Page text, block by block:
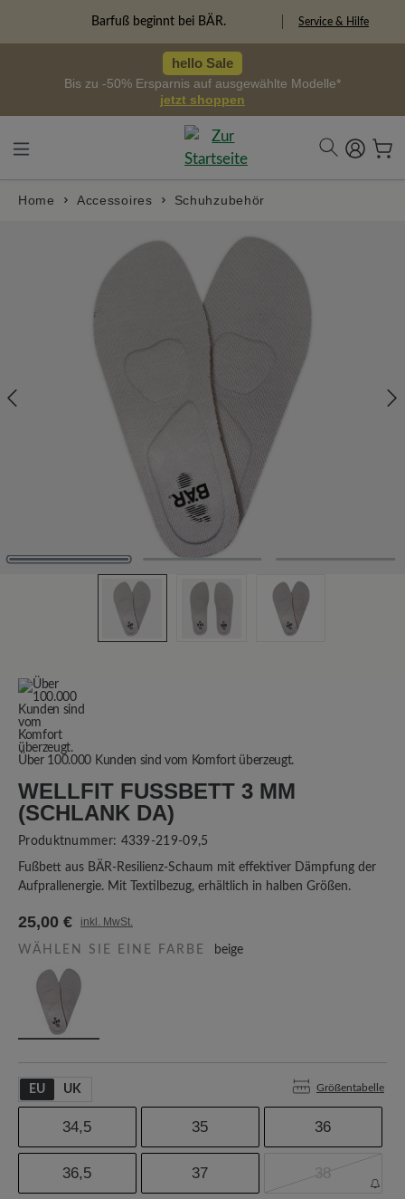
Freiheitspioniere Service & Hilfe
hello Sale
Bis zu -50% Ersparnis auf ausgewählte Modelle*
jetzt shoppen
Home Accessoires Schuhzubehör
Über 100.000 Kunden sind vom Komfort überzeugt.
WELLFIT FUSSBETT 3 MM (
SCHLANK DA)
Produktnummer: 4339-219-09,5
Fußbett aus BÄR-Resilienz-Schaum mit effektiver Dämpfung der
Aufprallenergie. Mit Textilbezug, erhältlich in halben Größen.
25,00 € inkl. MwSt.
WÄHLEN SIE EINE FARBE beige
EU UK Größentabelle
34,5 35 36
36,5 37 38